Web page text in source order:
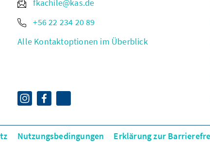
fkachile@kas.de
+56 22 234 20 89
Alle Kontaktoptionen im Überblick
Nutzungsbedingungen Erklärung zur